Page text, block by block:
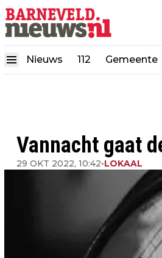
Nieuws 112 Gemeente
Vannacht gaat
29 OKT 2022, 10:42•LOKAAL